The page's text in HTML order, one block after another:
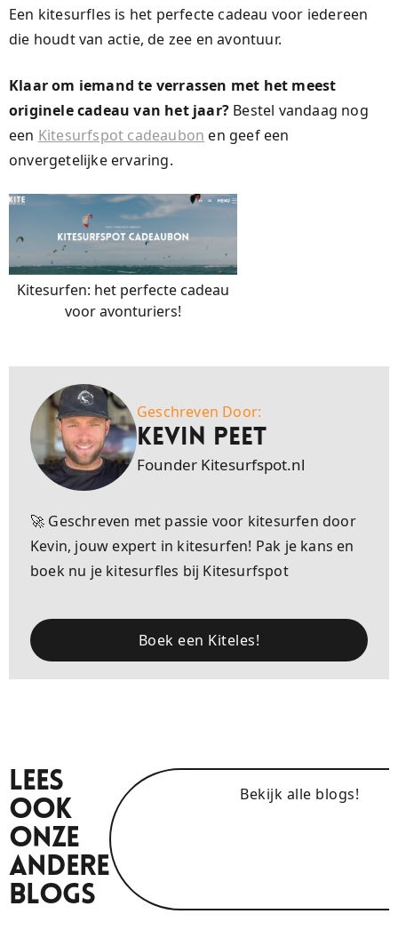
Een kitesurfles is het perfecte cadeau voor iedereen
die houdt van actie, de zee en avontuur.
Klaar om iemand te verrassen met het meest
originele cadeau van het jaar? Bestel vandaag nog
een Kitesurfspot cadeaubon en geef een
onvergetelijke ervaring.
Kitesurfen: het perfecte cadeau
voor avonturiers!
Geschreven Door:
Kevin Peet
Founder Kitesurfspot.nl
🚀 Geschreven met passie voor kitesurfen door
Kevin, jouw expert in kitesurfen! Pak je kans en
boek nu je kitesurfles bij Kitesurfspot
Boek een Kiteles!
Lees
Ook
Onze
Andere
Blogs
Bekijk alle blogs!